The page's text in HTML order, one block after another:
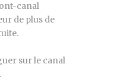
canal
de plus de
sur le canal